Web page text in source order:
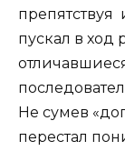
пускал в ход
Не сумев
перестал